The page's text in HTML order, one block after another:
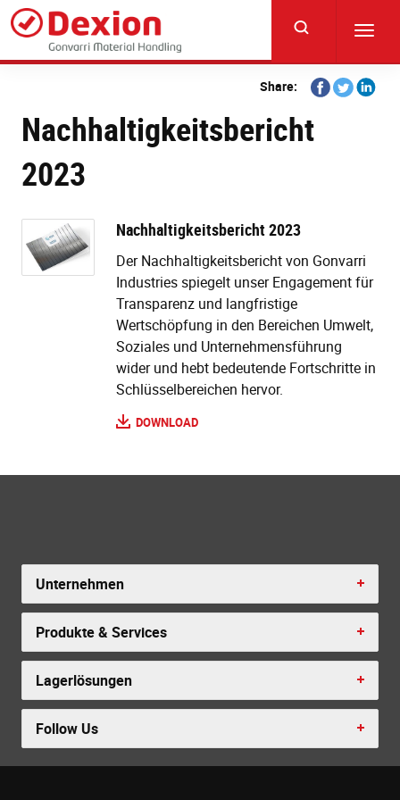
Skip
main
content
Share:
Share
on
Facebook
Share
on
Share
Nachhaltigkeitsbericht
2023
Nachhaltigkeitsbericht 2023
Der Nachhaltigkeitsbericht von Gonvarri
Industries spiegelt unser Engagement für
Transparenz und langfristige
Wertschöpfung in den Bereichen Umwelt,
Soziales und Unternehmensführung
wider und hebt bedeutende Fortschritte in
Schlüsselbereichen hervor.
DOWNLOAD
Unternehmen
Produkte & Services
Lagerlösungen
Follow Us